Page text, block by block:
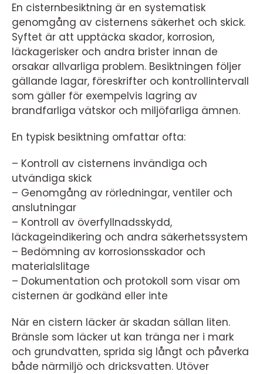
En cisternbesiktning är en systematisk
genomgång av cisternens säkerhet och skick.
Syftet är att upptäcka skador, korrosion,
läckagerisker och andra brister innan de
orsakar allvarliga problem. Besiktningen följer
gällande lagar, föreskrifter och kontrollintervall
som gäller för exempelvis lagring av
brandfarliga vätskor och miljöfarliga ämnen.
En typisk besiktning omfattar ofta:
– Kontroll av cisternens invändiga och
utvändiga skick
– Genomgång av rörledningar, ventiler och
anslutningar
– Kontroll av överfyllnadsskydd,
läckageindikering och andra säkerhetssystem
– Bedömning av korrosionsskador och
materialslitage
– Dokumentation och protokoll som visar om
cisternen är godkänd eller inte
När en cistern läcker är skadan sällan liten.
Bränsle som läcker ut kan tränga ner i mark
och grundvatten, sprida sig långt och påverka
både närmiljö och dricksvatten. Utöver